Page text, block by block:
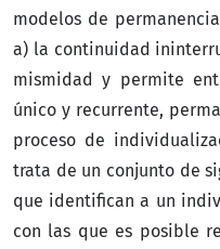
modelos de
a) la continuidad
mismidad y permite
único y recurrente,
proceso de
trata de un conjunto de
que identifican a un
con las que es posible